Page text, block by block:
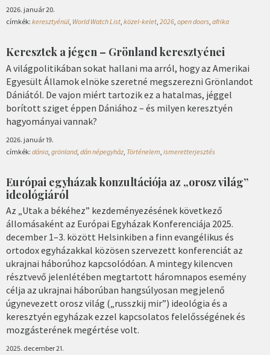
2026. január 20.
címkék: keresztyénül, World Watch List, közel-kelet, 2026, open doors, afrika
Keresztek a jégen – Grönland keresztyénei
A világpolitikában sokat hallani ma arról, hogy az Amerikai
Egyesült Államok elnöke szeretné megszerezni Grönlandot
Dániától. De vajon miért tartozik ez a hatalmas, jéggel
borított sziget éppen Dániához – és milyen keresztyén
hagyományai vannak?
2026. január 19.
címkék: dánia grönland, dán népegyház Történelem ismeretterjesztés
Európai egyházak konzultációja az „orosz világ”
ideológiáról
Az „Utak a békéhez” kezdeményezésének következő
állomásaként az Európai Egyházak Konferenciája 2025.
december 1–3. között Helsinkiben a finn evangélikus és
ortodox egyházakkal közösen szervezett konferenciát az
ukrajnai háborúhoz kapcsolódóan. A mintegy kilencven
résztvevő jelenlétében megtartott háromnapos esemény
célja az ukrajnai háborúban hangsúlyosan megjelenő
úgynevezett orosz világ („russzkij mir”) ideológia és a
keresztyén egyházak ezzel kapcsolatos felelősségének és
mozgásterének megértése volt.
2025. december 21.